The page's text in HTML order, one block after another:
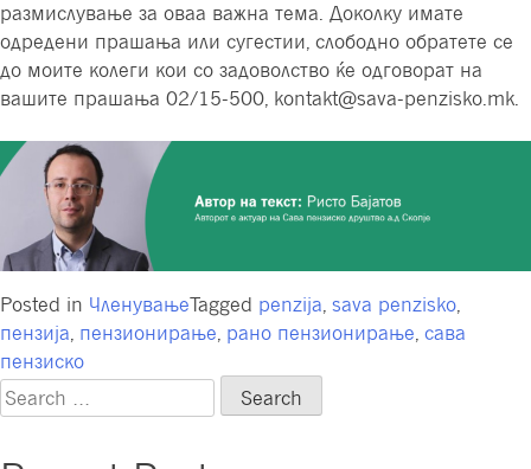
размислување за оваа важна тема. Доколку имате
одредени прашања или сугестии, слободно обратете се
до моите колеги кои со задоволство ќе одговорат на
вашите прашања 02/15-500, kontakt@sava-penzisko.mk.
Posted in ЧленувањеTagged penzija sava penzisko
пензија пензионирање рано пензионирање сава
пензиско
Search
for: